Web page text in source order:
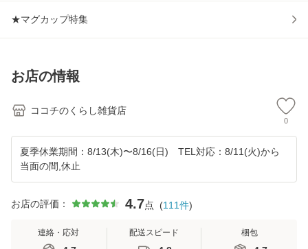
★マグカップ特集
お店の情報
ココチのくらし雑貨店
0
夏季休業期間：8/13(木)〜8/16(日) TEL対応：8/11(火)から
当面の間,休止
お店の評価： 4.7点 (111件)
連絡・応対 配送スピード 梱包